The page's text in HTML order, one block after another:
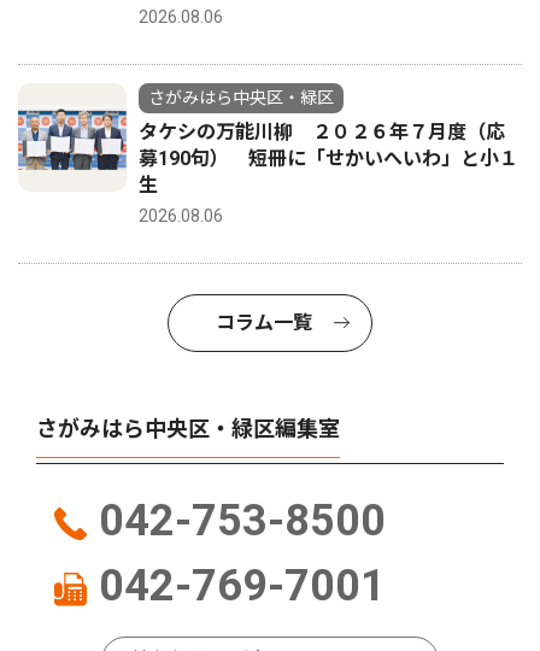
2026.08.06
さがみはら中央区・緑区
タケシの万能川柳 ２０２６年７月度（応
募190句） 短冊に「せかいへいわ」と小１
生
2026.08.06
コラム一覧
さがみはら中央区・緑区編集室
042-753-8500
042-769-7001